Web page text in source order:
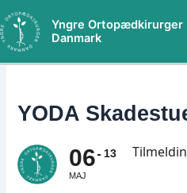
til
indholdet
Yngre Ortopædkirurger
Danmark
YODA
06
MAJ
13